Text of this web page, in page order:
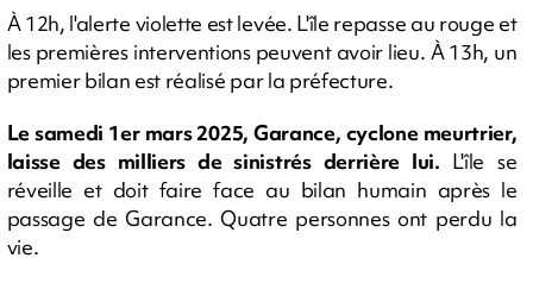
À 12h, l'alerte violette est levée. L'île repasse au rouge et
les premières interventions peuvent avoir lieu. À 13h, un
premier bilan est réalisé par la préfecture.
Le samedi 1er mars 2025, Garance, cyclone meurtrier,
laisse des milliers de sinistrés derrière lui. L'île se
réveille et doit faire face au bilan humain après le
passage de Garance. Quatre personnes ont perdu la
vie.